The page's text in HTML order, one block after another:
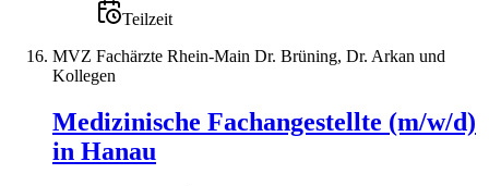
Teilzeit
MVZ Fachärzte Rhein-Main Dr. Brüning, Dr. Arkan und
Kollegen
Medizinische Fachangestellte (m/w/d)
in Hanau